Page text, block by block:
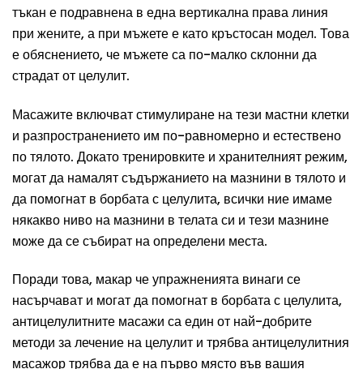
тъкан е подравнена в една вертикална права линия
при жените, а при мъжете е като кръстосан модел. Това
е обяснението, че мъжете са по-малко склонни да
страдат от целулит.
Масажите включват стимулиране на тези мастни клетки
и разпространението им по-равномерно и естествено
по тялото. Докато тренировките и хранителният режим,
могат да намалят съдържанието на мазнини в тялото и
да помогнат в борбата с целулита, всички ние имаме
някакво ниво на мазнини в телата си и тези мазнине
може да се събират на определени места.
Поради това, макар че упражненията винаги се
насърчават и могат да помогнат в борбата с целулита,
антицелулитните масажи са един от най-добрите
методи за лечение на целулит и трябва антицелулитния
масажор трябва да е на първо място във вашия